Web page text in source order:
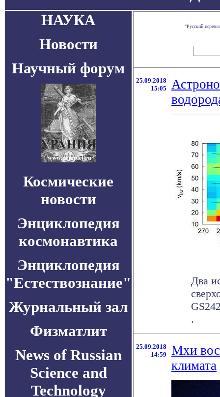
НАУКА
Новости
Научный форум
Космические
новости
Энциклопедия
космонавтика
Энциклопедия
"Естествознание"
Журнальный зал
Физматлит
News of Russian
Science and
Technology
"Русский
25.09.2018
15:05
Два
.
25.09.2018
14:59
Мхи
климата